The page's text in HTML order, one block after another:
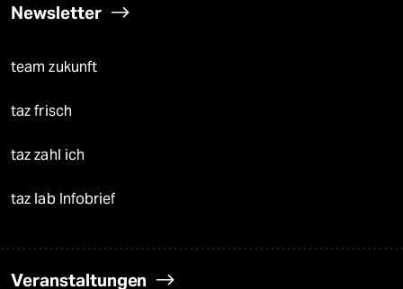
Newsletter
team zukunft
taz frisch
taz zahl ich
taz lab Infobrief
Veranstaltungen